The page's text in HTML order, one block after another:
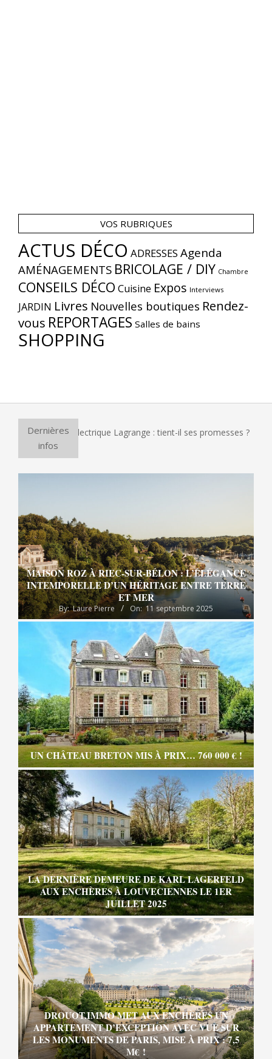
VOS RUBRIQUES
ACTUS DÉCO ADRESSES Agenda
AMÉNAGEMENTS BRICOLAGE / DIY Chambre
CONSEILS DÉCO Cuisine Expos Interviews
JARDIN Livres Nouvelles boutiques Rendez-
vous REPORTAGES Salles de bains
SHOPPING
Dernières
infos
à pizza électrique Lagrange : tient-il ses promesses ?
MAISON ROZ À RIEC-SUR-BÉLON : L’ÉLÉGANCE
INTEMPORELLE D’UN HÉRITAGE ENTRE TERRE
ET MER
By: Laure Pierre On: 11 septembre 2025
UN CHÂTEAU BRETON MIS À PRIX… 760 000 € !
LA DERNIÈRE DEMEURE DE KARL LAGERFELD
AUX ENCHÈRES À LOUVECIENNES LE 1ER
JUILLET 2025
DROUOT.IMMO MET AUX ENCHÈRES UN
APPARTEMENT D’EXCEPTION AVEC VUE SUR
LES MONUMENTS DE PARIS, MISE À PRIX : 7,5
M€ !